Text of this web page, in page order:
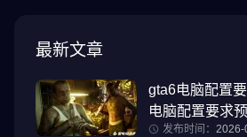
最新文章
gta6电脑配置
电脑配置要求
发布时间： 2026-